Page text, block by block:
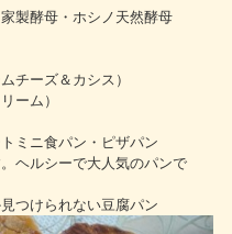
製酵母・ホシノ天然酵母
チーズ＆カシス）
ーム）
ミニ食パン・ピザパン
ヘルシーで大人気のパンで
つけられない豆腐パン